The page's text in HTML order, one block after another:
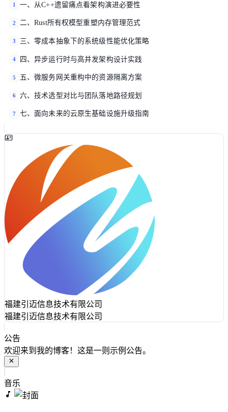
1 一、从C++遗留痛点看架构演进必要性
2 二、Rust所有权模型重塑内存管理范式
3 三、零成本抽象下的系统级性能优化策略
4 四、异步运行时与高并发架构设计实践
5 五、微服务网关重构中的资源隔离方案
6 六、技术选型对比与团队落地路径规划
7 七、面向未来的云原生基础设施升级指南
福建引迈信息技术有限公司
福建引迈信息技术有限公司
公告
欢迎来到我的博客！这是一则示例公告。
音乐